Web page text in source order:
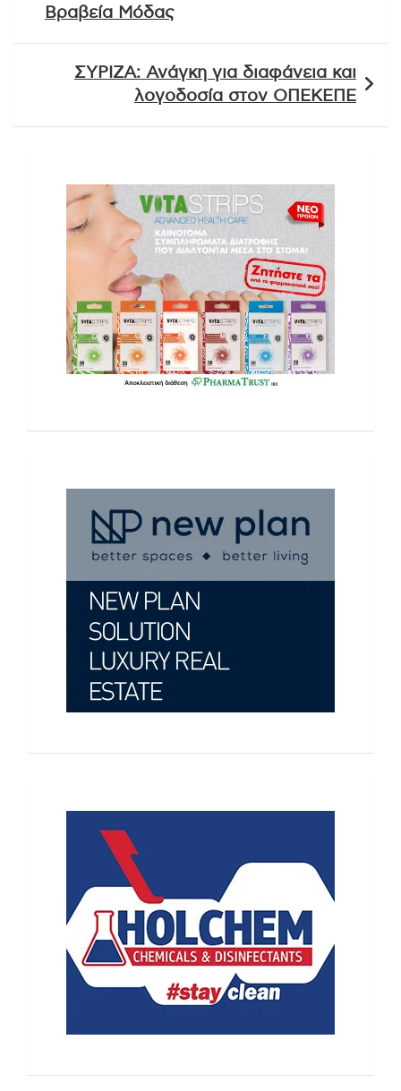
Βραβεία Μόδας
ΣΥΡΙΖΑ: Ανάγκη για διαφάνεια και
λογοδοσία στον ΟΠΕΚΕΠΕ